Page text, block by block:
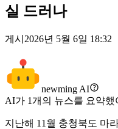
실 드러나
게시 2026년 5월 6일 18:32
newming AI
AI가 1개의 뉴스를 요약했
지난해 11월 충청북도 마